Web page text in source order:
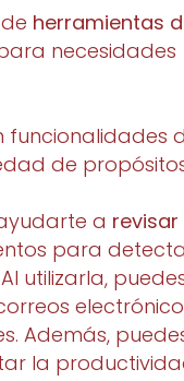
herramientas
necesidades
funcionalidades
de
a revisar
para
utilizarla,
Además,
la